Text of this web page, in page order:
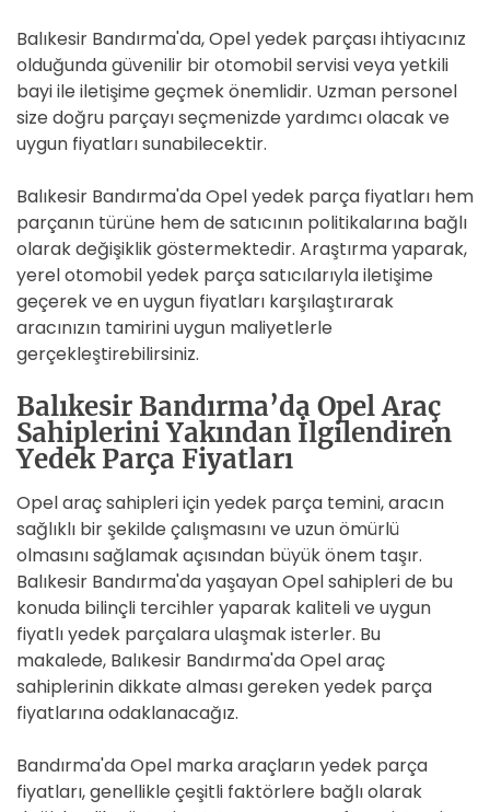
Balıkesir Bandırma'da, Opel yedek parçası ihtiyacınız
olduğunda güvenilir bir otomobil servisi veya yetkili
bayi ile iletişime geçmek önemlidir. Uzman personel
size doğru parçayı seçmenizde yardımcı olacak ve
uygun fiyatları sunabilecektir.
Balıkesir Bandırma'da Opel yedek parça fiyatları hem
parçanın türüne hem de satıcının politikalarına bağlı
olarak değişiklik göstermektedir. Araştırma yaparak,
yerel otomobil yedek parça satıcılarıyla iletişime
geçerek ve en uygun fiyatları karşılaştırarak
aracınızın tamirini uygun maliyetlerle
gerçekleştirebilirsiniz.
Balıkesir Bandırma’da Opel Araç
Sahiplerini Yakından İlgilendiren
Yedek Parça Fiyatları
Opel araç sahipleri için yedek parça temini, aracın
sağlıklı bir şekilde çalışmasını ve uzun ömürlü
olmasını sağlamak açısından büyük önem taşır.
Balıkesir Bandırma'da yaşayan Opel sahipleri de bu
konuda bilinçli tercihler yaparak kaliteli ve uygun
fiyatlı yedek parçalara ulaşmak isterler. Bu
makalede, Balıkesir Bandırma'da Opel araç
sahiplerinin dikkate alması gereken yedek parça
fiyatlarına odaklanacağız.
Bandırma'da Opel marka araçların yedek parça
fiyatları, genellikle çeşitli faktörlere bağlı olarak